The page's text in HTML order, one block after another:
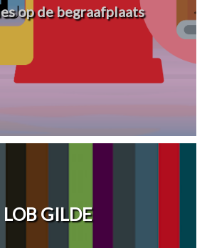
op de begraafplaats
LOB GILDE